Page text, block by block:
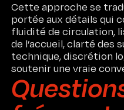
Cette approche se
portée aux détails qui
fluidité de circulation,
de l’accueil, clarté des
technique, discrétion
soutenir une vraie